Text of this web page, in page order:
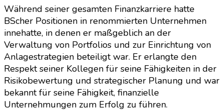
Während seiner gesamten Finanzkarriere hatte
BScher Positionen in renommierten Unternehmen
innehatte, in denen er maßgeblich an der
Verwaltung von Portfolios und zur Einrichtung von
Anlagestrategien beteiligt war. Er erlangte den
Respekt seiner Kollegen für seine Fähigkeiten in der
Risikobewertung und strategischer Planung und war
bekannt für seine Fähigkeit, finanzielle
Unternehmungen zum Erfolg zu führen.